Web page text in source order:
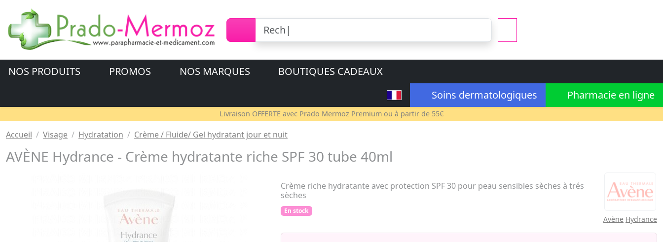
NOS PRODUITS PROMOS NOS MARQUES
BOUTIQUES CADEAUX
Soins dermatologiques
Pharmacie en ligne
Livraison OFFERTE avec Prado Mermoz Premium ou à partir de 55€
Accueil Visage Hydratation Crème / Fluide/ Gel hydratant jour et nuit
AVÈNE Hydrance - Crème hydratante riche SPF 30 tube 40ml
Crème riche hydratante avec protection SPF 30 pour peau sensibles sèches à trés
sèches
En stock
Avène Hydrance